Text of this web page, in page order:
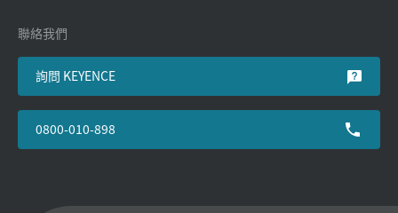
聯絡我們
詢問 KEYENCE
0800-010-898